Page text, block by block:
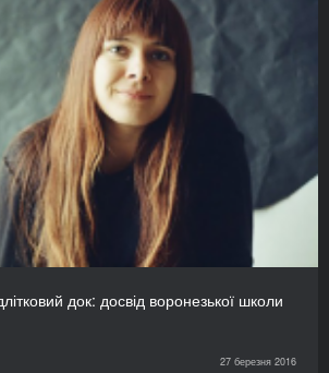
док: досвід воронезької школи
27 березня 2016